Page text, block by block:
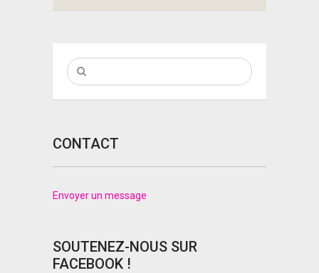
CONTACT
Envoyer un message
SOUTENEZ-NOUS SUR
FACEBOOK !